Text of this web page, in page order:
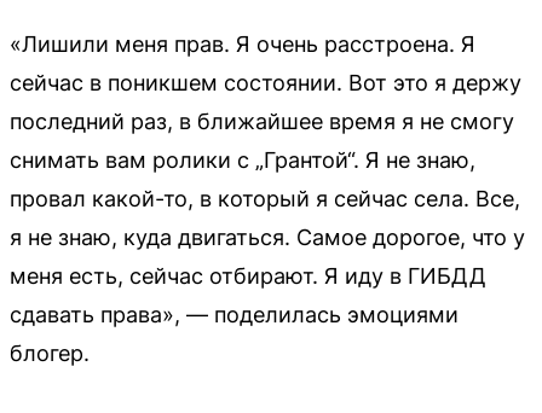
«Лишили меня прав. Я очень расстроена. Я
сейчас в поникшем состоянии. Вот это я держу
последний раз, в ближайшее время я не смогу
снимать вам ролики с „Грантой“. Я не знаю,
провал какой-то, в который я сейчас села. Все,
я не знаю, куда двигаться. Самое дорогое, что у
меня есть, сейчас отбирают. Я иду в ГИБДД
сдавать права», — поделилась эмоциями
блогер.